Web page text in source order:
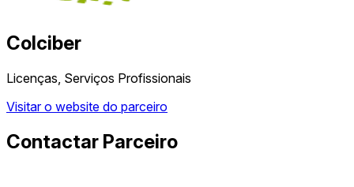
Colciber
Licenças, Serviços Profissionais
Visitar o website do parceiro
Contactar Parceiro